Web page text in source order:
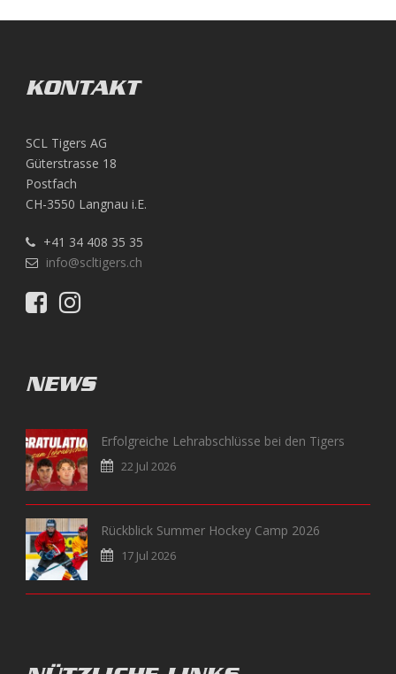
KONTAKT
SCL Tigers AG
Güterstrasse 18
Postfach
CH-3550 Langnau i.E.
+41 34 408 35 35
info@scltigers.ch
NEWS
Erfolgreiche Lehrabschlüsse bei den Tigers
22 Jul 2026
Rückblick Summer Hockey Camp 2026
17 Jul 2026